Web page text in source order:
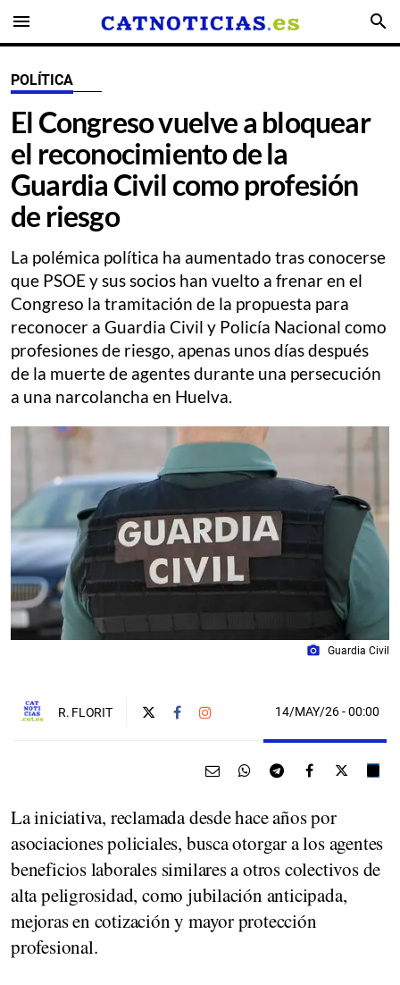
menu search
POLÍTICA
El Congreso vuelve a bloquear
el reconocimiento de la
Guardia Civil como profesión
de riesgo
La polémica política ha aumentado tras conocerse
que PSOE y sus socios han vuelto a frenar en el
Congreso la tramitación de la propuesta para
reconocer a Guardia Civil y Policía Nacional como
profesiones de riesgo, apenas unos días después
de la muerte de agentes durante una persecución
a una narcolancha en Huelva.
photo_camera Guardia Civil
R. FLORIT 14/MAY/26- 00:00
La iniciativa, reclamada desde hace años por
asociaciones policiales, busca otorgar a los agentes
beneficios laborales similares a otros colectivos de
alta peligrosidad, como jubilación anticipada,
mejoras en cotización y mayor protección
profesional.